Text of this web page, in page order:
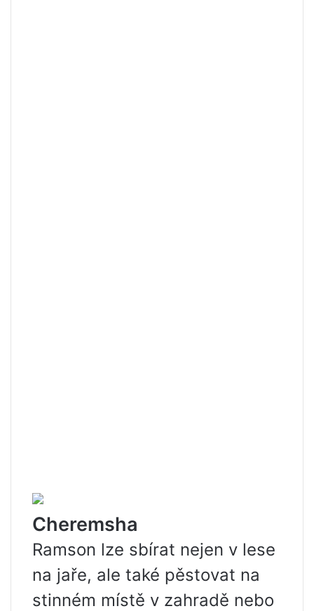
Cheremsha
Ramson lze sbírat nejen v lese
na jaře, ale také pěstovat na
stinném místě v zahradě nebo